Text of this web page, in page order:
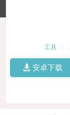
工具
安卓下载